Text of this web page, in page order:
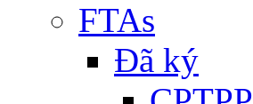
FTAs
Đã ký